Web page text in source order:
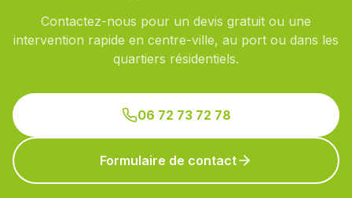
Contactez-nous pour un devis gratuit ou une
intervention rapide en centre-ville, au port ou dans les
quartiers résidentiels.
06 72 73 72 78
Formulaire de contact